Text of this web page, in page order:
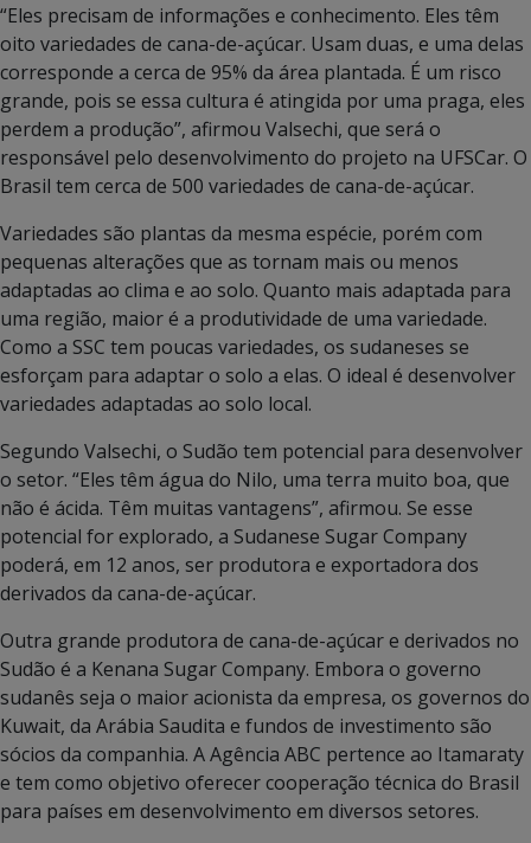
“Eles precisam de informações e conhecimento. Eles têm
oito variedades de cana-de-açúcar. Usam duas, e uma delas
corresponde a cerca de 95% da área plantada. É um risco
grande, pois se essa cultura é atingida por uma praga, eles
perdem a produção”, afirmou Valsechi, que será o
responsável pelo desenvolvimento do projeto na UFSCar. O
Brasil tem cerca de 500 variedades de cana-de-açúcar.
Variedades são plantas da mesma espécie, porém com
pequenas alterações que as tornam mais ou menos
adaptadas ao clima e ao solo. Quanto mais adaptada para
uma região, maior é a produtividade de uma variedade.
Como a SSC tem poucas variedades, os sudaneses se
esforçam para adaptar o solo a elas. O ideal é desenvolver
variedades adaptadas ao solo local.
Segundo Valsechi, o Sudão tem potencial para desenvolver
o setor. “Eles têm água do Nilo, uma terra muito boa, que
não é ácida. Têm muitas vantagens”, afirmou. Se esse
potencial for explorado, a Sudanese Sugar Company
poderá, em 12 anos, ser produtora e exportadora dos
derivados da cana-de-açúcar.
Outra grande produtora de cana-de-açúcar e derivados no
Sudão é a Kenana Sugar Company. Embora o governo
sudanês seja o maior acionista da empresa, os governos do
Kuwait, da Arábia Saudita e fundos de investimento são
sócios da companhia. A Agência ABC pertence ao Itamaraty
e tem como objetivo oferecer cooperação técnica do Brasil
para países em desenvolvimento em diversos setores.